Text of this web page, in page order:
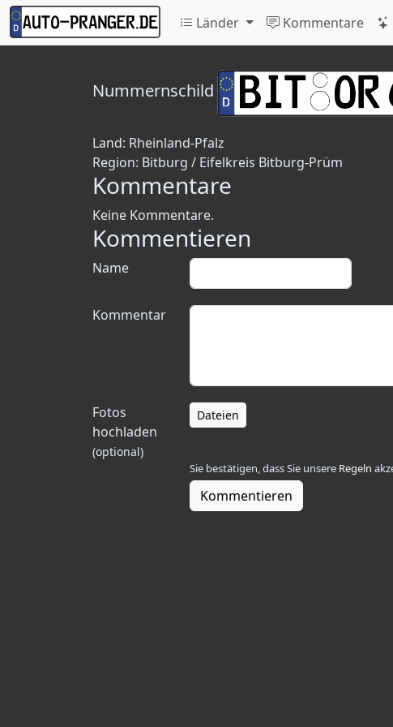
Länder Kommentare
Nummernschild
Land: Rheinland-Pfalz
Region: Bitburg / Eifelkreis Bitburg-Prüm
Kommentare
Keine Kommentare.
Kommentieren
Name
Kommentar
Fotos
hochladen
(optional)
Dateien
Sie bestätigen, dass Sie unsere Regeln
Kommentieren